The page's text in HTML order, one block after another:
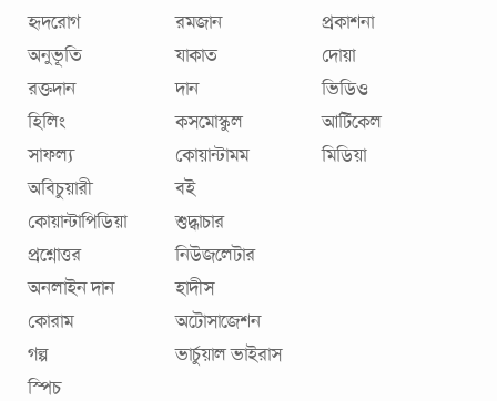
স্বাধীন পেশার স্বাধীনতা
আসলে স্বাধীন পেশা হচ্ছে সেই পেশা যেখানে আপনি নিজেই উদ্যোক্তা।
সম্মান সবকিছু। যেমন: ব্যবসা,
...
হৃদরোগ
অনুভূতি
রক্তদান
হিলিং
সাফল্য
রমজান
যাকাত
দান
কসমোস্কুল
কোয়ান্টামম
প্রকাশনা
দোয়া
ভিডিও
আর্টিকেল
মিডিয়া
অবিচুয়ারী
কোয়ান্টাপিডিয়া
প্রশ্নোত্তর
অনলাইন দান
কোরাম
গল্প
স্পিচ
বই
শুদ্ধাচার
নিউজলেটার
হাদীস
অটোসাজেশন
ভার্চুয়াল ভাইরাস